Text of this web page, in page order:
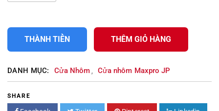
THÀNH TIỀN THÊM GIỎ HÀNG
DANH MỤC: Cửa Nhôm, Cửa nhôm Maxpro JP
SHARE